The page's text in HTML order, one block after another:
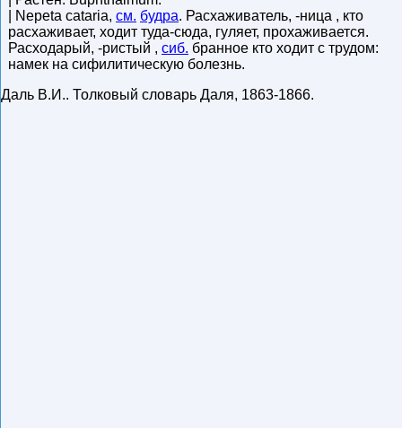
| Nepeta cataria, см. будра. Расхаживатель, -ница , кто
расхаживает, ходит туда-сюда, гуляет, прохаживается.
Расходарый, -ристый , сиб. бранное кто ходит с трудом:
намек на сифилитическую болезнь.
Даль В.И.. Толковый словарь Даля, 1863-1866.